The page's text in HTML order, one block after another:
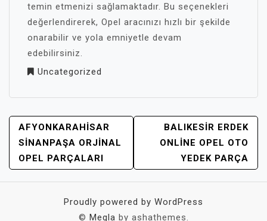
temin etmenizi sağlamaktadır. Bu seçenekleri
değerlendirerek, Opel aracınızı hızlı bir şekilde
onarabilir ve yola emniyetle devam
edebilirsiniz.
Uncategorized
YAZI
GEZINMESI
AFYONKARAHISAR
SINANPAŞA ORJINAL
OPEL PARÇALARI
BALIKESIR ERDEK
ONLINE OPEL OTO
YEDEK PARÇA
Proudly powered by WordPress
© Megla by ashathemes.